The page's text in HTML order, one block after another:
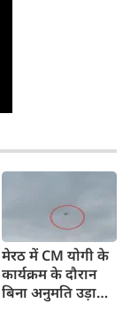
मेरठ में CM योगी के
कार्यक्रम के दौरान
बिना अनुमति उड़ाया